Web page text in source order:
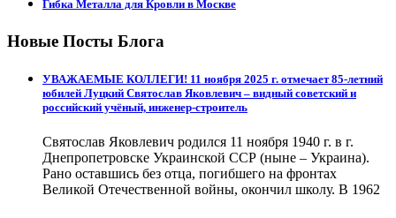
Гибка Металла для Кровли в Москве
Новые Посты Блога
УВАЖАЕМЫЕ КОЛЛЕГИ! 11 ноября 2025 г. отмечает 85-летний
юбилей Луцкий Святослав Яковлевич – видный советский и
российский учёный, инженер-строитель
Святослав Яковлевич родился 11 ноября 1940 г. в г.
Днепропетровске Украинской ССР (ныне – Украина).
Рано оставшись без отца, погибшего на фронтах
Великой Отечественной войны, окончил школу. В 1962